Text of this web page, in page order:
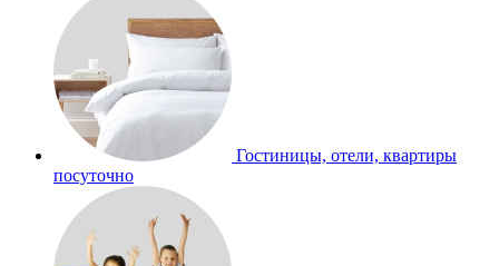
Гостиницы, отели, квартиры
посуточно